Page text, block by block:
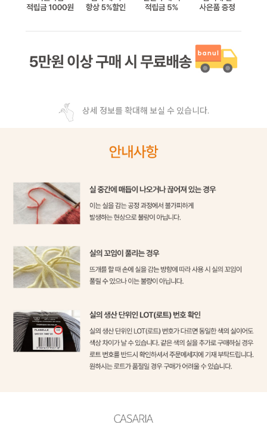
상세 정보를 확대해 보실 수 있습니다.